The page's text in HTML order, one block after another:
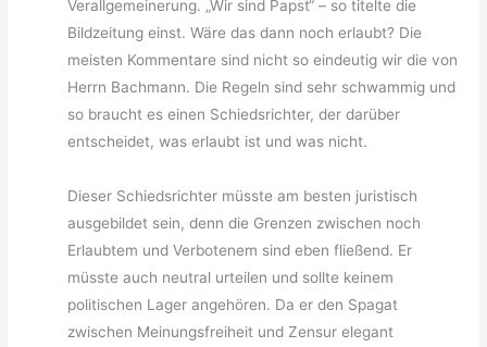
Verallgemeinerung. „Wir sind Papst“ – so titelte die
Bildzeitung einst. Wäre das dann noch erlaubt? Die
meisten Kommentare sind nicht so eindeutig wir die von
Herrn Bachmann. Die Regeln sind sehr schwammig und
so braucht es einen Schiedsrichter, der darüber
entscheidet, was erlaubt ist und was nicht.
Dieser Schiedsrichter müsste am besten juristisch
ausgebildet sein, denn die Grenzen zwischen noch
Erlaubtem und Verbotenem sind eben fließend. Er
müsste auch neutral urteilen und sollte keinem
politischen Lager angehören. Da er den Spagat
zwischen Meinungsfreiheit und Zensur elegant